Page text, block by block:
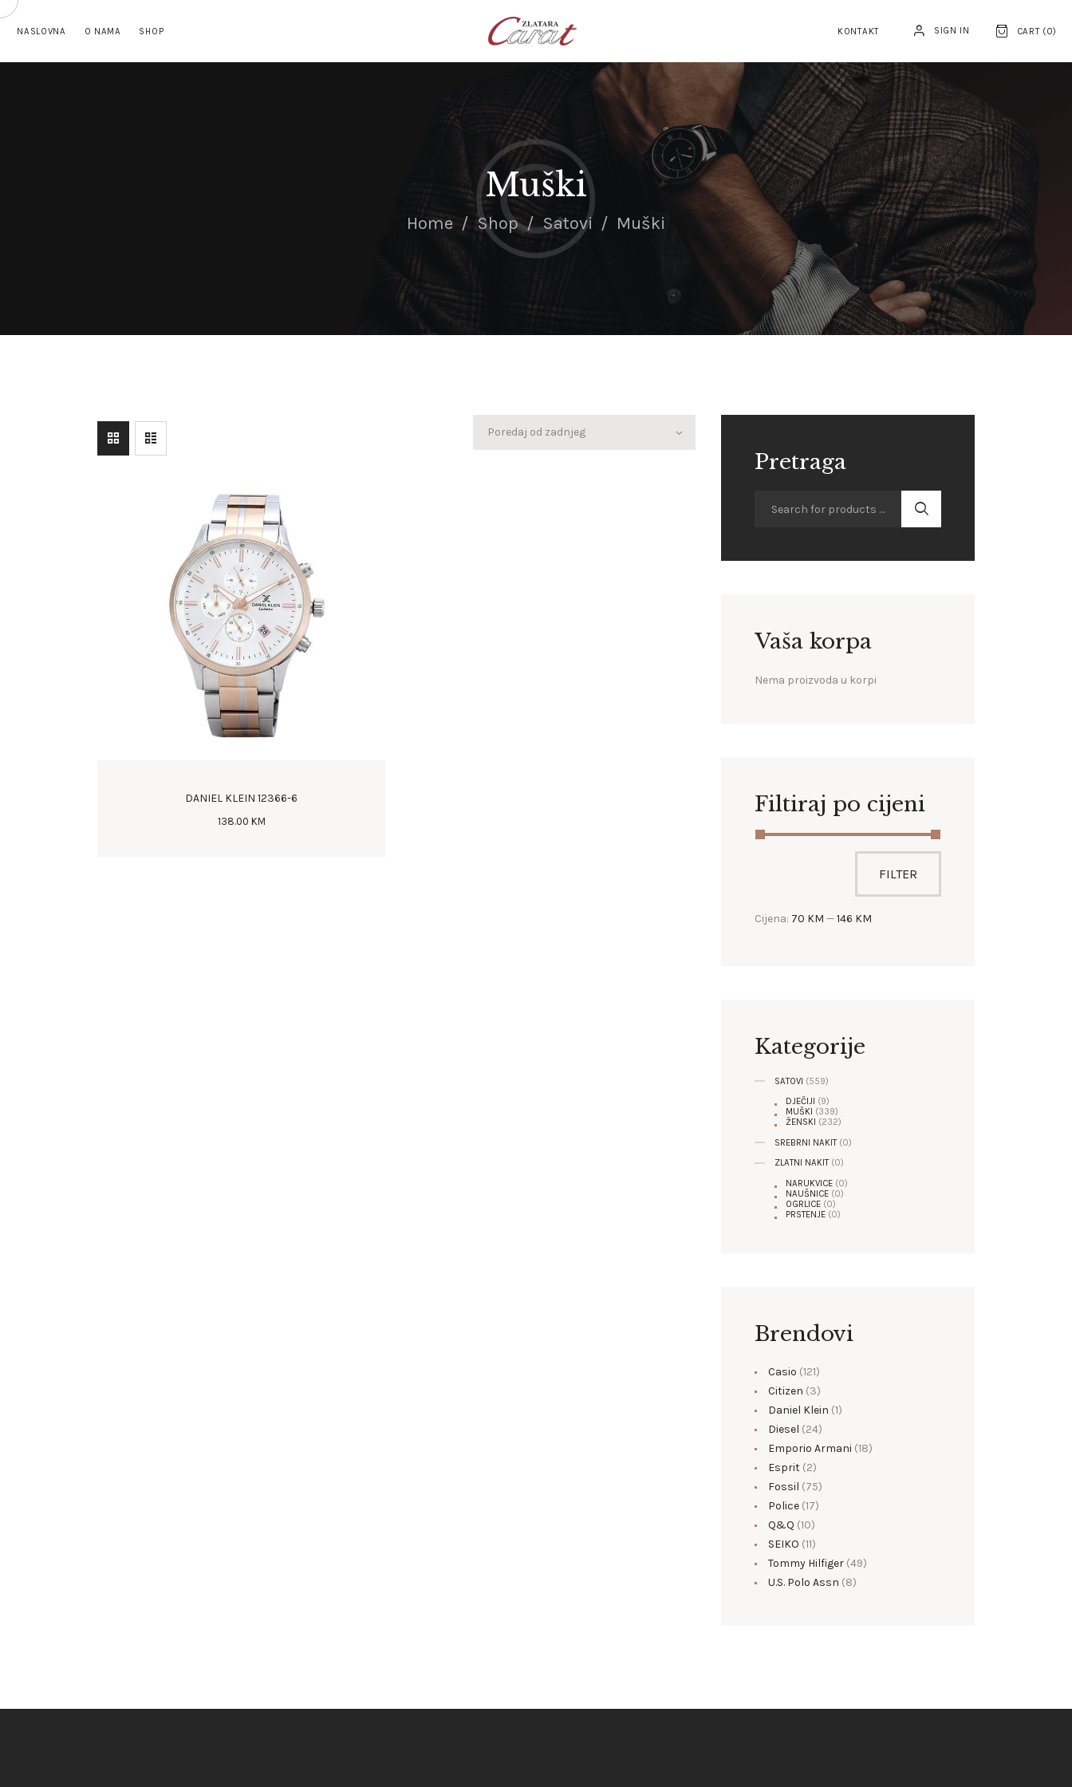
NASLOVNA O NAMA SHOP KONTAKT SIGN IN CART (0)
Muški
Home Shop Satovi Muški
NASLOVNA
O NAMA
SATOVI
SREBRNI NAKIT
ZLATNI NAKIT
DANIEL KLEIN 12366-6
138.00 KM
Pretraga
Vaša korpa
Nema proizvoda u korpi
Filtiraj po cijeni
FILTER
Cijena: 70 KM —146 KM
Kategorije
SATOVI (559)
DJEČIJI
(9)
MUŠKI (339)
ŽENSKI (232)
SREBRNI NAKIT (0)
ZLATNI NAKIT (0)
NARUKVICE (0)
NAUŠNICE (0)
OGRLICE (0)
PRSTENJE (0)
Brendovi
Casio (121)
Citizen (3)
Daniel Klein (1)
Diesel (24)
Emporio Armani (18)
Esprit (2)
Fossil (75)
Police (17)
Q&Q (10)
SEIKO (11)
Tommy Hilfiger (49)
U.S. Polo Assn (8)